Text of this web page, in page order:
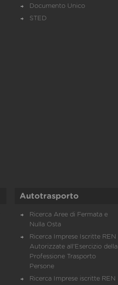
Documento Unico
STED
Autotrasporto
Ricerca Aree di Fermata e
Nulla Osta
Ricerca Imprese Iscritte REN
Autorizzate all'Esercizio della
Professione Trasporto
Persone
Ricerca Imprese iscritte REN